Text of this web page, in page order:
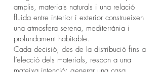
amplis, materials naturals i una relació
fluida entre interior i exterior construeixen
una atmosfera serena, mediterrània i
profundament habitable.
Cada decisió, des de la distribució fins a
l’elecció dels materials, respon a una